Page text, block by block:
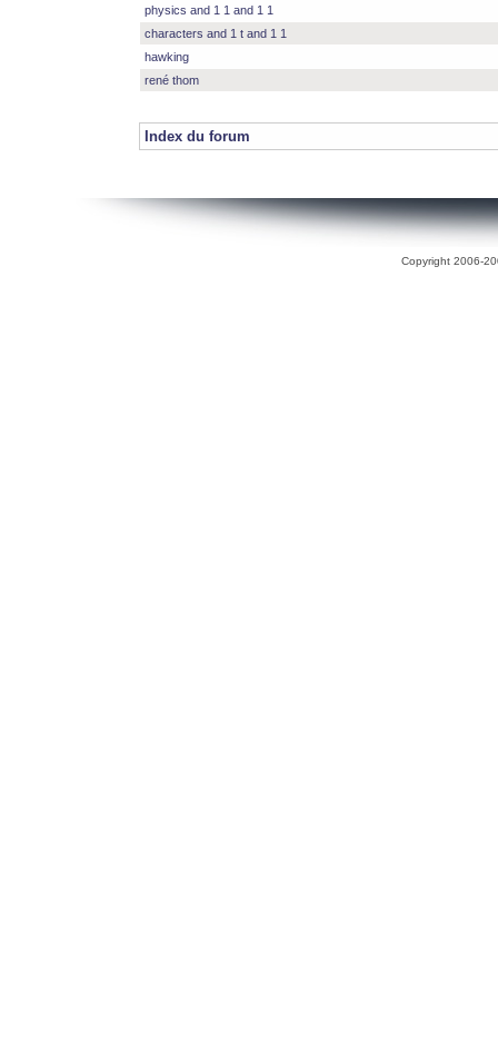
physics and 1 1 and 1 1
characters and 1 t and 1 1
hawking
rené thom
Index du forum
Copyright 2006-